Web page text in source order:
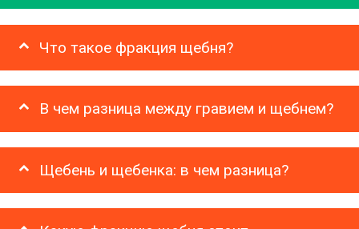
Что такое фракция щебня?
В чем разница между гравием и щебнем?
Щебень и щебенка: в чем разница?